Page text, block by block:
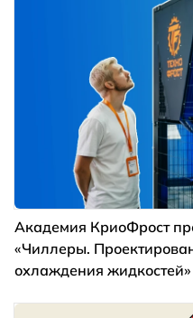
Академия КриоФрост
«Чиллеры.
охлаждения жидкостей»